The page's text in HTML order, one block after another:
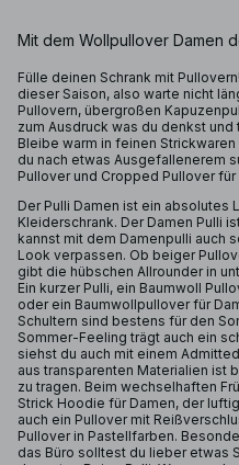
Mit dem Wollpullover Damen
Fülle deinen Schrank mit
dieser Saison, also warte nicht
Pullovern, übergroßen
zum Ausdruck was du denkst
Bleibe warm in feinen
du nach etwas Ausgefallenerem
Pullover und Cropped Pullover für
Der Pulli Damen ist ein absolutes
Kleiderschrank. Der Damen Pulli
kannst mit dem Damenpulli auch
Look verpassen. Ob beiger
gibt die hübschen Allrounder in
Ein kurzer Pulli, ein Baumwoll
oder ein Baumwollpullover für
Schultern sind bestens für den
Sommer-Feeling trägt auch ein
siehst du auch mit einem
aus transparenten Materialien ist
zu tragen. Beim wechselhaften
Strick Hoodie für Damen, der
auch ein Pullover mit
Pullover in Pastellfarben.
das Büro solltest du lieber etwas